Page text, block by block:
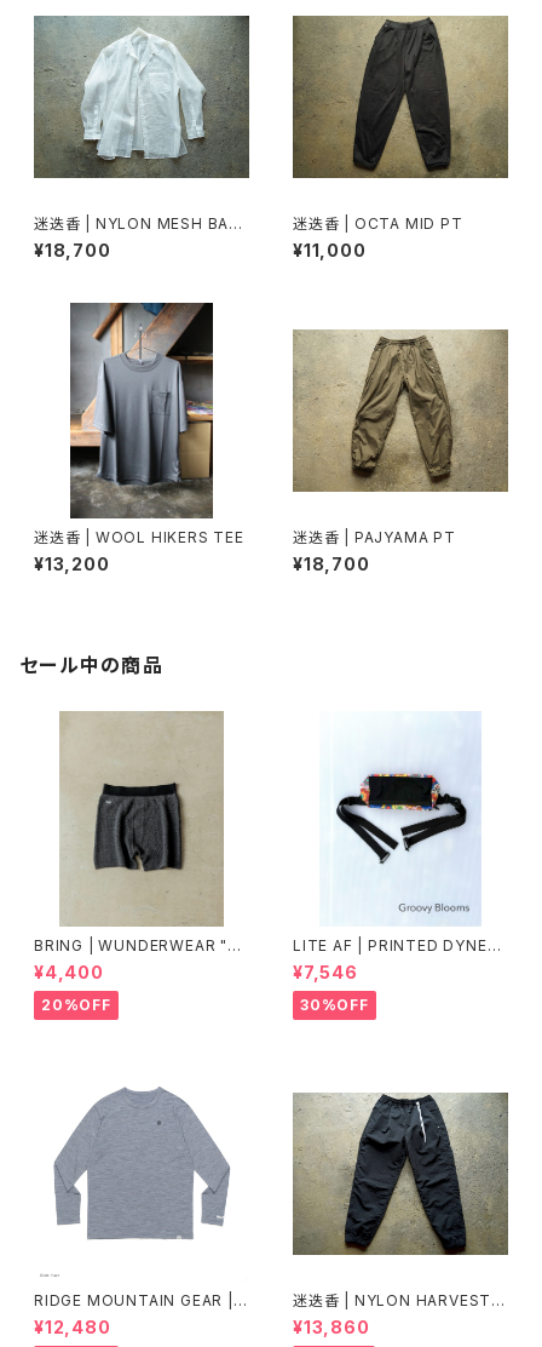
迷迭香 | NYLON MESH BASI
C OVER SHIRT
¥18,700
迷迭香 | OCTA MID PT
¥11,000
迷迭香 | WOOL HIKERS TEE
¥13,200
迷迭香 | PAJYAMA PT
¥18,700
セール中の商品
BRING | WUNDERWEAR "O
NE" 50/50
¥4,400
20%OFF
LITE AF | PRINTED DYNEE
MA FEATHER WEIGHT FAN
NY PACK
¥7,546
30%OFF
RIDGE MOUNTAIN GEAR |
Merino Basic Long Sleeve
Tee "Micro Border"
¥12,480
迷迭香 | NYLON HARVEST T
RAINER Ver.2025 Lot.3
¥13,860